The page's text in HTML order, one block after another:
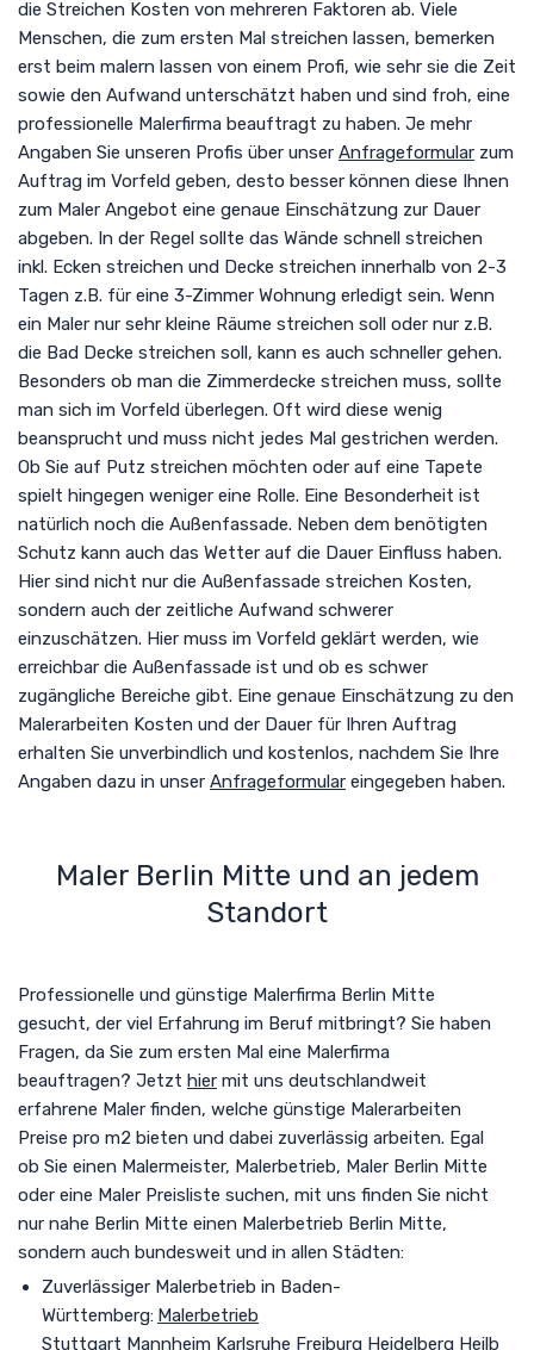
die Streichen Kosten von mehreren Faktoren ab. Viele
Menschen, die zum ersten Mal streichen lassen, bemerken
erst beim malern lassen von einem Profi, wie sehr sie die Zeit
sowie den Aufwand unterschätzt haben und sind froh, eine
professionelle Malerfirma beauftragt zu haben. Je mehr
Angaben Sie unseren Profis über unser Anfrageformular zum
Auftrag im Vorfeld geben, desto besser können diese Ihnen
zum Maler Angebot eine genaue Einschätzung zur Dauer
abgeben. In der Regel sollte das Wände schnell streichen
inkl. Ecken streichen und Decke streichen innerhalb von 2-3
Tagen z.B. für eine 3-Zimmer Wohnung erledigt sein. Wenn
ein Maler nur sehr kleine Räume streichen soll oder nur z.B.
die Bad Decke streichen soll, kann es auch schneller gehen.
Besonders ob man die Zimmerdecke streichen muss, sollte
man sich im Vorfeld überlegen. Oft wird diese wenig
beansprucht und muss nicht jedes Mal gestrichen werden.
Ob Sie auf Putz streichen möchten oder auf eine Tapete
spielt hingegen weniger eine Rolle. Eine Besonderheit ist
natürlich noch die Außenfassade. Neben dem benötigten
Schutz kann auch das Wetter auf die Dauer Einfluss haben.
Hier sind nicht nur die Außenfassade streichen Kosten,
sondern auch der zeitliche Aufwand schwerer
einzuschätzen. Hier muss im Vorfeld geklärt werden, wie
erreichbar die Außenfassade ist und ob es schwer
zugängliche Bereiche gibt. Eine genaue Einschätzung zu den
Malerarbeiten Kosten und der Dauer für Ihren Auftrag
erhalten Sie unverbindlich und kostenlos, nachdem Sie Ihre
Angaben dazu in unser Anfrageformular eingegeben haben.
Maler Berlin Mitte und an jedem
Standort
Professionelle und günstige Malerfirma Berlin Mitte
gesucht, der viel Erfahrung im Beruf mitbringt? Sie haben
Fragen, da Sie zum ersten Mal eine Malerfirma
beauftragen? Jetzt hier mit uns deutschlandweit
erfahrene Maler finden, welche günstige Malerarbeiten
Preise pro m2 bieten und dabei zuverlässig arbeiten. Egal
ob Sie einen Malermeister, Malerbetrieb, Maler Berlin Mitte
oder eine Maler Preisliste suchen, mit uns finden Sie nicht
nur nahe Berlin Mitte einen Malerbetrieb Berlin Mitte,
sondern auch bundesweit und in allen Städten:
Zuverlässiger Malerbetrieb in Baden-
Württemberg: Malerbetrieb
Stuttgart Mannheim Karlsruhe Freiburg Heidelberg Heilb